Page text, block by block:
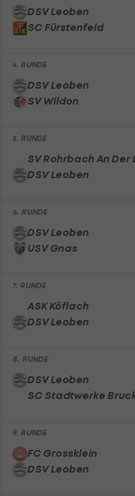
DSV Leoben
SC Fürstenfeld
4. RUNDE
DSV Leoben
SV Wildon
5. RUNDE
SV Rohrbach An Der
DSV Leoben
6. RUNDE
DSV Leoben
USV Gnas
7. RUNDE
ASK Köflach
DSV Leoben
8. RUNDE
DSV Leoben
SC Stadtwerke
9. RUNDE
FC Grossklein
DSV Leoben